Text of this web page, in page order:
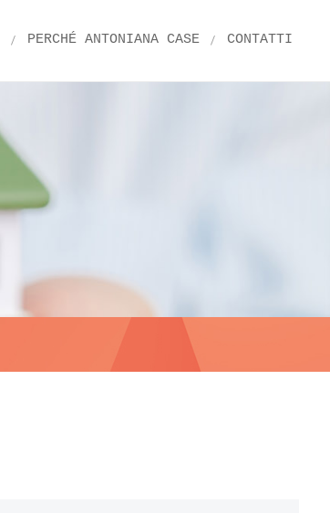
PERCHÉ ANTONIANA CASE CONTATTI